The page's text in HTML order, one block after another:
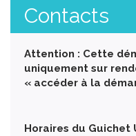
Contacts
Attention : Cette
uniquement sur
« accéder à la
Horaires du Guichet